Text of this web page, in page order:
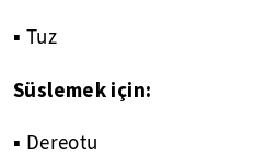
▪ Tuz
Süslemek için:
▪ Dereotu